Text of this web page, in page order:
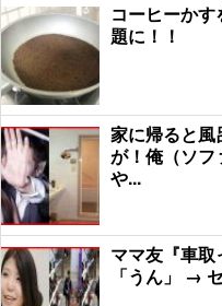
コーヒーか
題に！！
家に帰ると風
が！俺（ソフ
や...
ママ友『車
「うん」 →